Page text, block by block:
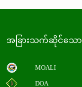
အခြားသက်ဆိုင်သောစ
MOALI
DOA